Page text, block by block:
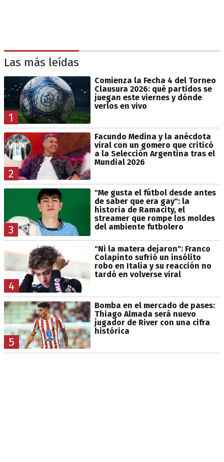
Las más leídas
1
Comienza la Fecha 4 del Torneo
Clausura 2026: qué partidos se
juegan este viernes y dónde
verlos en vivo
2
Facundo Medina y la anécdota
viral con un gomero que criticó
a la Selección Argentina tras el
Mundial 2026
3
"Me gusta el fútbol desde antes
de saber que era gay": la
historia de Ramacity, el
streamer que rompe los moldes
del ambiente futbolero
4
"Ni la matera dejaron": Franco
Colapinto sufrió un insólito
robo en Italia y su reacción no
tardó en volverse viral
5
Bomba en el mercado de pases:
Thiago Almada será nuevo
jugador de River con una cifra
histórica